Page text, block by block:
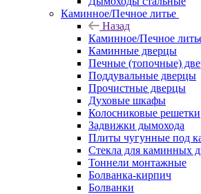
Каминное/Печное литье
Назад
Каминное/Печное
Каминные дверцы
Печные (топочные)
Поддувальные дверцы
Прочистные дверцы
Духовые шкафы
Колосниковые решетки
Задвижки дымохода
Плиты чугунные под
Стекла для каминных
Тоннели монтажные
Болванка-кирпич
Болванки